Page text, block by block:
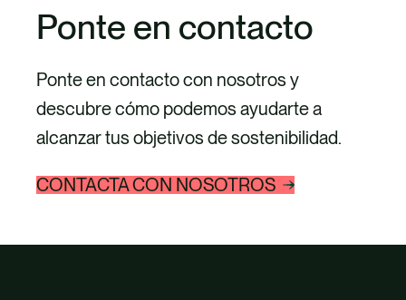
Ponte en contacto
Ponte en contacto con nosotros y
descubre cómo podemos ayudarte a
alcanzar tus objetivos de sostenibilidad.
CONTACTA CON NOSOTROS